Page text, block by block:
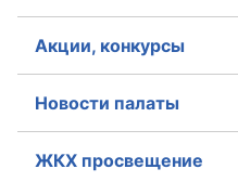
Акции, конкурсы
Новости палаты
ЖКХ просвещение